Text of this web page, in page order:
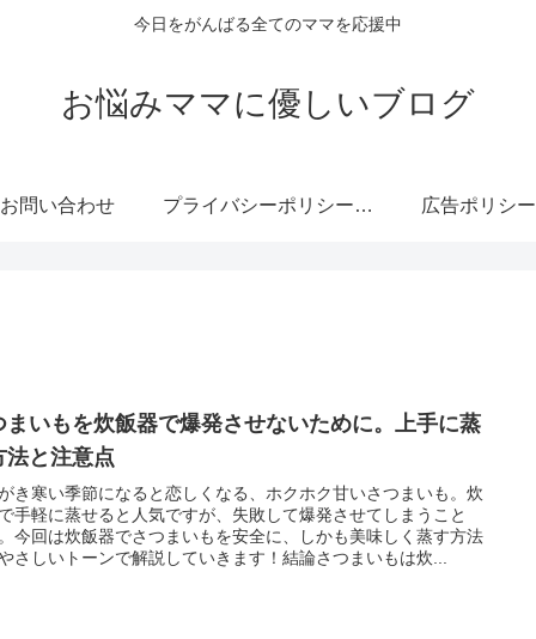
今日をがんばる全てのママを応援中
お悩みママに優しいブログ
お問い合わせ プライバシーポリシー・免責事項 広告ポリシー
まいもを炊飯器で爆発させないために。上手に蒸
法と注意点
き寒い季節になると恋しくなる、ホクホク甘いさつまいも。炊
手軽に蒸せると人気ですが、失敗して爆発させてしまうこと
今回は炊飯器でさつまいもを安全に、しかも美味しく蒸す方法
さしいトーンで解説していきます！結論さつまいもは炊...